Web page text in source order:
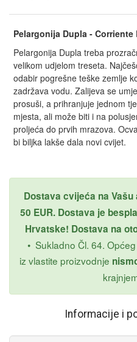
Pelargonija Dupla - Corriente
Pelargonija Dupla treba
velikom udjelom treseta.
odabir pogrešne teške zemlje
zadržava vodu. Zalijeva se
prosuši, a prihranjuje jednom
mjesta, ali može biti i na
proljeća do prvih mrazova.
bi biljka lakše dala novi cvijet.
Dostava cvijeća na
50 EUR. Dostava je
Hrvatske! Dostava na
• Sukladno Čl. 64.
iz vlastite proizvodnje
Informacije i